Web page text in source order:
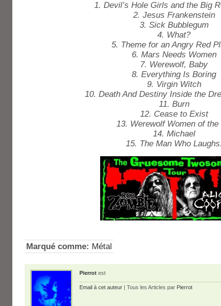
1. Devil’s Hole Girls and the Big
2. Jesus Frankenstein
3. Sick Bubblegum
4. What?
5. Theme for an Angry Red
6. Mars Needs Women
7. Werewolf, Baby
8. Everything Is Boring
9. Virgin Witch
10. Death And Destiny Inside the
11. Burn
12. Cease to Exist
13. Werewolf Women of the
14. Michael
15. The Man Who
Marqué comme: Métal
Pierrot est
Email à cet auteur | Tous les Articles par Pierrot